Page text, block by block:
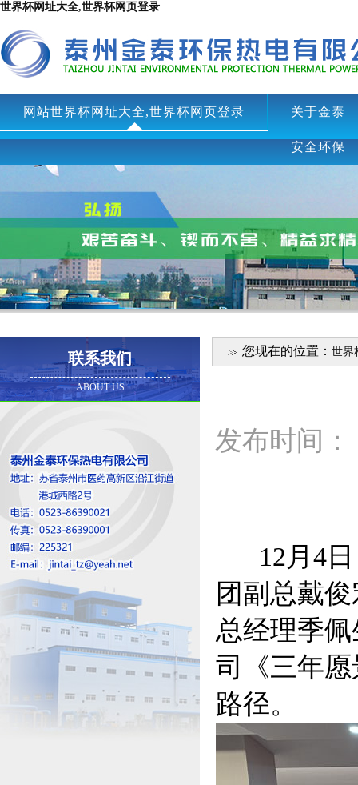
世界杯网址大全,世界杯网页登录
网站世界杯网址大全,世界杯网页登录 关于金泰
安全环保
联系我们
ABOUT US
您现在的位置： 世界
发布时间：
12月4日
团副总戴
总经理季
司《三年
路径。